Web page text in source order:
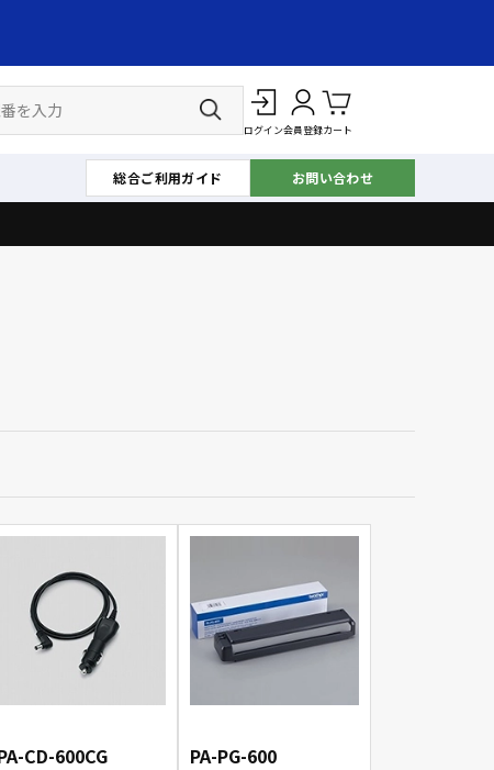
ログイン会員登録カート
総合ご利用ガイド お問い合わせ
CD-600CG PA-PG-600